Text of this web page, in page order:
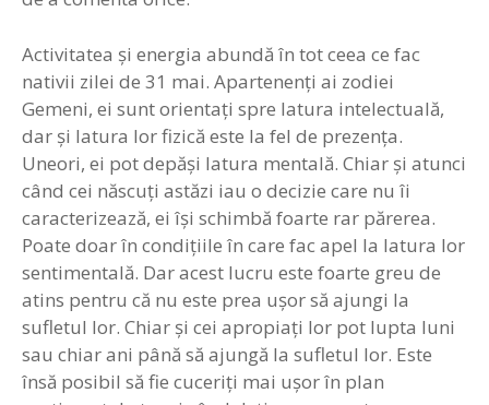
Activitatea şi energia abundă în tot ceea ce fac
nativii zilei de 31 mai. Apartenenţi ai zodiei
Gemeni, ei sunt orientaţi spre latura intelectuală,
dar şi latura lor fizică este la fel de prezenţa.
Uneori, ei pot depăşi latura mentală. Chiar şi atunci
când cei născuţi astăzi iau o decizie care nu îi
caracterizează, ei îşi schimbă foarte rar părerea.
Poate doar în condiţiile în care fac apel la latura lor
sentimentală. Dar acest lucru este foarte greu de
atins pentru că nu este prea uşor să ajungi la
sufletul lor. Chiar şi cei apropiaţi lor pot lupta luni
sau chiar ani până să ajungă la sufletul lor. Este
însă posibil să fie cuceriţi mai uşor în plan